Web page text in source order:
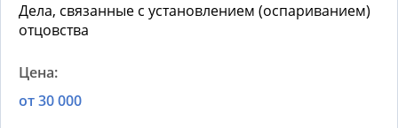
Дела, связанные с установлением (оспариванием)
отцовства
от 30 000